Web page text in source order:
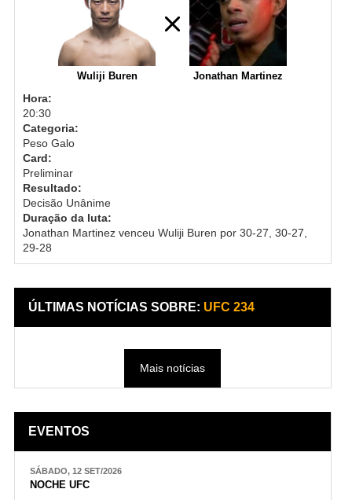
Wuliji Buren Jonathan Martinez
Hora:
20:30
Categoria:
Peso Galo
Card:
Preliminar
Resultado:
Decisão Unânime
Duração da luta:
Jonathan Martinez venceu Wuliji Buren por 30-27, 30-27,
29-28
ÚLTIMAS NOTÍCIAS SOBRE: UFC 234
Mais notícias
EVENTOS
SÁBADO, 12 SET/2026
NOCHE UFC